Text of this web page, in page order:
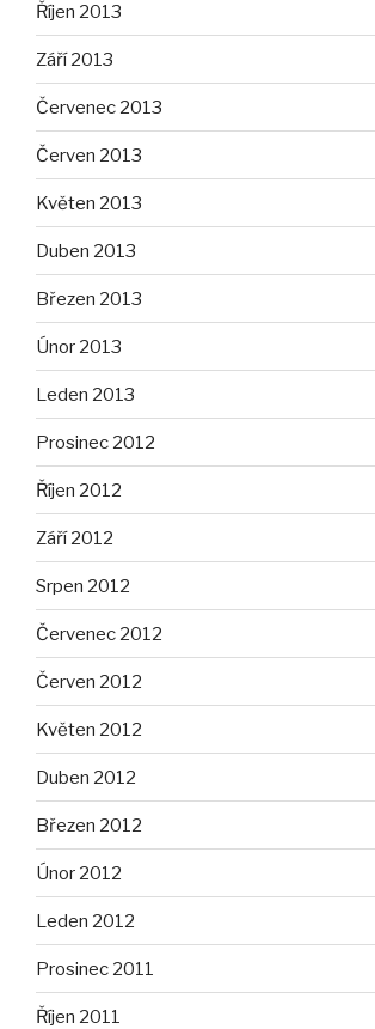
Říjen 2013
Září 2013
Červenec 2013
Červen 2013
Květen 2013
Duben 2013
Březen 2013
Únor 2013
Leden 2013
Prosinec 2012
Říjen 2012
Září 2012
Srpen 2012
Červenec 2012
Červen 2012
Květen 2012
Duben 2012
Březen 2012
Únor 2012
Leden 2012
Prosinec 2011
Říjen 2011